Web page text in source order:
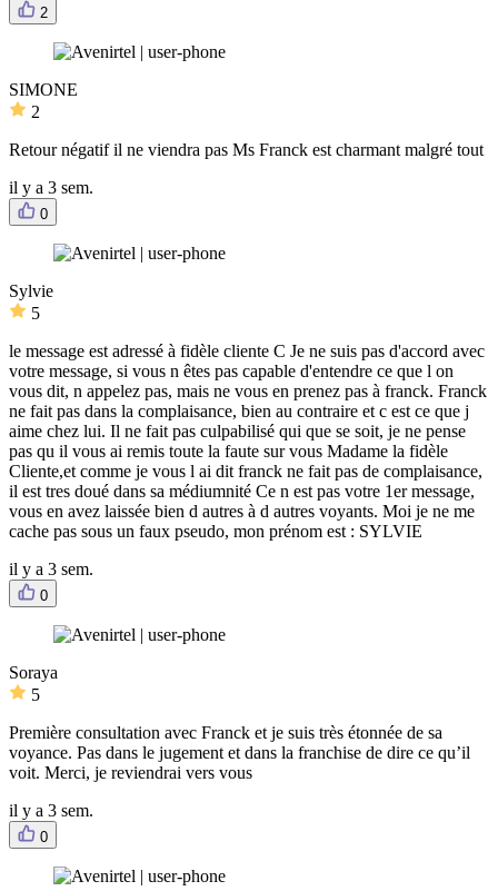
2
SIMONE
2
Retour négatif il ne viendra pas Ms Franck est charmant malgré tout
il y a 3 sem.
0
Sylvie
5
le message est adressé à fidèle cliente C Je ne suis pas d'accord avec
votre message, si vous n êtes pas capable d'entendre ce que l on
vous dit, n appelez pas, mais ne vous en prenez pas à franck. Franck
ne fait pas dans la complaisance, bien au contraire et c est ce que j
aime chez lui. Il ne fait pas culpabilisé qui que se soit, je ne pense
pas qu il vous ai remis toute la faute sur vous Madame la fidèle
Cliente,et comme je vous l ai dit franck ne fait pas de complaisance,
il est tres doué dans sa médiumnité Ce n est pas votre 1er message,
vous en avez laissée bien d autres à d autres voyants. Moi je ne me
cache pas sous un faux pseudo, mon prénom est : SYLVIE
il y a 3 sem.
0
Soraya
5
Première consultation avec Franck et je suis très étonnée de sa
voyance. Pas dans le jugement et dans la franchise de dire ce qu’il
voit. Merci, je reviendrai vers vous
il y a 3 sem.
0